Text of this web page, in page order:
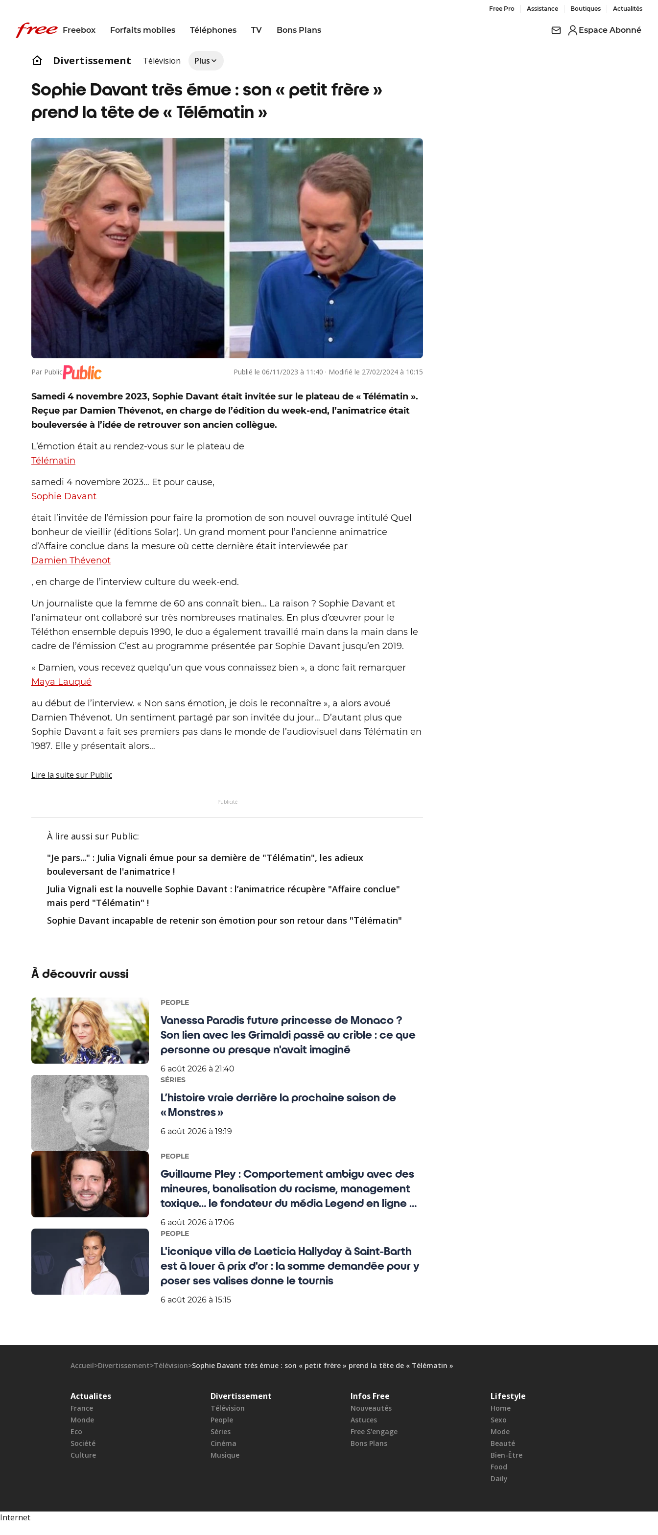
Free Pro Assistance Boutiques Actualités
Freebox Forfaits mobiles Téléphones TV Bons Plans Espace Abonné
Divertissement Télévision Plus
Sophie Davant très émue : son « petit frère »
prend la tête de « Télématin »
Par Public Publié le 06/11/2023 à 11:40 · Modifié le 27/02/2024 à 10:15
Samedi 4 novembre 2023, Sophie Davant était invitée sur le plateau de « Télématin ».
Reçue par Damien Thévenot, en charge de l’édition du week-end, l’animatrice était
bouleversée à l’idée de retrouver son ancien collègue.
L’émotion était au rendez-vous sur le plateau de
Télématin
samedi 4 novembre 2023… Et pour cause,
Sophie Davant
était l’invitée de l’émission pour faire la promotion de son nouvel ouvrage intitulé Quel
bonheur de vieillir (éditions Solar). Un grand moment pour l’ancienne animatrice
d’Affaire conclue dans la mesure où cette dernière était interviewée par
Damien Thévenot
, en charge de l’interview culture du week-end.
Un journaliste que la femme de 60 ans connaît bien… La raison ? Sophie Davant et
l’animateur ont collaboré sur très nombreuses matinales. En plus d’œuvrer pour le
Téléthon ensemble depuis 1990, le duo a également travaillé main dans la main dans le
cadre de l’émission C’est au programme présentée par Sophie Davant jusqu’en 2019.
« Damien, vous recevez quelqu’un que vous connaissez bien », a donc fait remarquer
Maya Lauqué
au début de l’interview. « Non sans émotion, je dois le reconnaître », a alors avoué
Damien Thévenot. Un sentiment partagé par son invitée du jour… D’autant plus que
Sophie Davant a fait ses premiers pas dans le monde de l’audiovisuel dans Télématin en
1987. Elle y présentait alors…
Lire la suite sur Public
Publicité
À lire aussi sur Public:
"Je pars..." : Julia Vignali émue pour sa dernière de "Télématin", les adieux
bouleversant de l'animatrice !
Julia Vignali est la nouvelle Sophie Davant : l’animatrice récupère "Affaire conclue"
mais perd "Télématin" !
Sophie Davant incapable de retenir son émotion pour son retour dans "Télématin"
À découvrir aussi
PEOPLE
Vanessa Paradis future princesse de Monaco ?
Son lien avec les Grimaldi passé au crible : ce que
personne ou presque n'avait imaginé
6 août 2026 à 21:40
SÉRIES
L’histoire vraie derrière la prochaine saison de
« Monstres »
6 août 2026 à 19:19
PEOPLE
Guillaume Pley : Comportement ambigu avec des
mineures, banalisation du racisme, management
toxique… le fondateur du média Legend en ligne de
mire !
6 août 2026 à 17:06
PEOPLE
L'iconique villa de Laeticia Hallyday à Saint-Barth
est à louer à prix d'or : la somme demandée pour y
poser ses valises donne le tournis
6 août 2026 à 15:15
Accueil>Divertissement>Télévision>Sophie Davant très émue : son « petit frère » prend la tête de « Télématin »
Actualites
France
Monde
Eco
Société
Culture
Divertissement
Télévision
People
Séries
Cinéma
Musique
Infos Free
Nouveautés
Astuces
Free S'engage
Bons Plans
Lifestyle
Home
Sexo
Mode
Beauté
Bien-Être
Food
Daily
Internet